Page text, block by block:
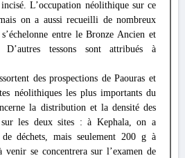
L’occupation néolithique sur ce
on a aussi recueilli de nombreux
entre le Bronze Ancien et
D’autres tessons sont attribués à
des prospections de Paouras et
néolithiques les plus importants du
la distribution et la densité des
sur les deux sites : à Kephala, on a
déchets, mais seulement 200 g à
venir se concentrera sur l’examen de